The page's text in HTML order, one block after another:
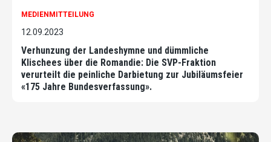
MEDIENMITTEILUNG
12.09.2023
Verhunzung der Landeshymne und dümmliche
Klischees über die Romandie: Die SVP-Fraktion
verurteilt die peinliche Darbietung zur Jubiläumsfeier
«175 Jahre Bundesverfassung».